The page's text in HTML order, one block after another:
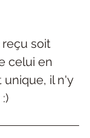
soit
celui en
unique, il n'y